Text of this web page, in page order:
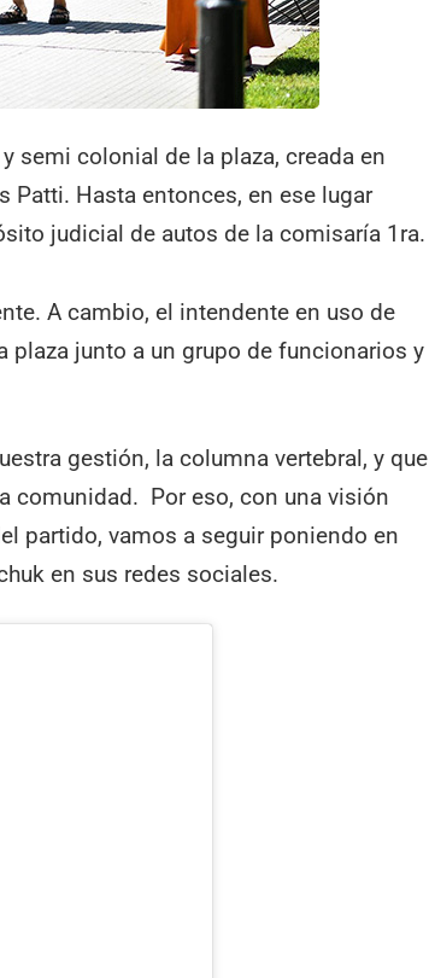
semi colonial de la plaza, creada en
Patti. Hasta entonces, en ese lugar
judicial de autos de la comisaría 1ra.
A cambio, el intendente en uso de
plaza junto a un grupo de funcionarios y
gestión, la columna vertebral, y que
comunidad. Por eso, con una visión
partido, vamos a seguir poniendo en
en sus redes sociales.